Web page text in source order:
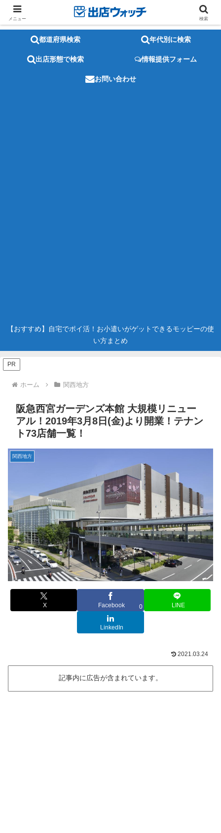
都道府県検索 年代別に検索
出店形態で検索 情報提供フォーム
お問い合わせ
【おすすめ】自宅でポイ活！お小遣いがゲットできるモッピーの使
い方まとめ
PR
ホーム 関西地方
阪急西宮ガーデンズ本館 大規模リニュー
アル！2019年3月8日(金)より開業！テナン
ト73店舗一覧！
関西地方
X Facebook 0 LINE
LinkedIn
2021.03.24
記事内に広告が含まれています。
メニュー 検索